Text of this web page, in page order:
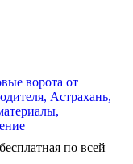
по всей